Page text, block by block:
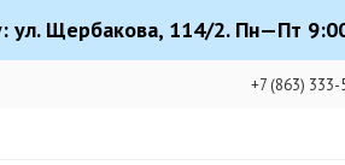
ул. Щербакова, 114/2. Пн—Пт
+7 (863)